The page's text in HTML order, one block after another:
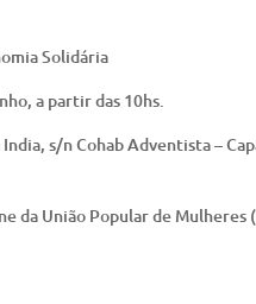
Solidária
a partir das 10hs.
s/n Cohab Adventista –
da União Popular de